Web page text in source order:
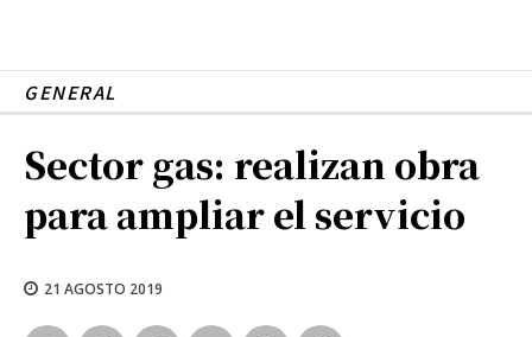
GENERAL
Sector gas: realizan obra
para ampliar el servicio
21 AGOSTO 2019